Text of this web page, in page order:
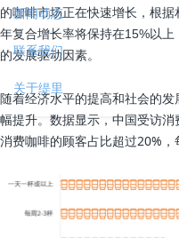
新闻动态
联系我们
关于缇里
的咖啡市场正在快速增长，根
年复合增长率将保持在15%以上
的发展驱动因素。
随着经济水平的提高和社会的
幅提升。数据显示，中国受访
消费咖啡的顾客占比超过20%，